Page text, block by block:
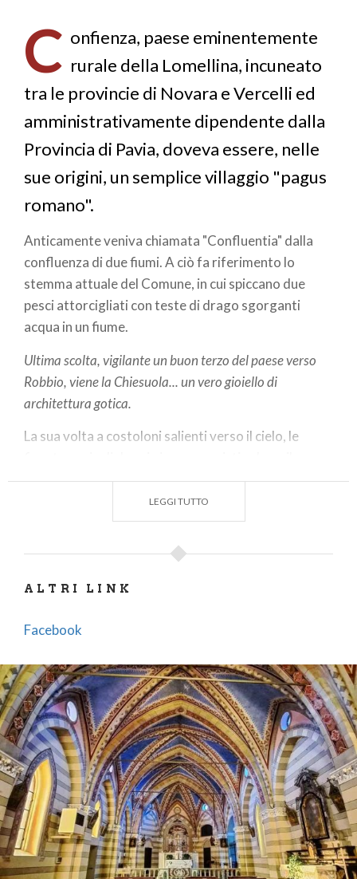
pane
C onfienza, paese eminentemente
rurale della Lomellina, incuneato
tra le provincie di Novara e Vercelli ed
amministrativamente dipendente dalla
Provincia di Pavia, doveva essere, nelle
sue origini, un semplice villaggio "pagus
romano".
Anticamente veniva chiamata "Confluentia" dalla
confluenza di due fiumi. A ciò fa riferimento lo
stemma attuale del Comune, in cui spiccano due
pesci attorcigliati con teste di drago sgorganti
acqua in un fiume.
Ultima scolta, vigilante un buon terzo del paese verso
Robbio, viene la Chiesuola... un vero gioiello di
architettura gotica.
La sua volta a costoloni salienti verso il cielo, le
candido altare di marmo Carrara ne fanno un
complesso artisticamente armonioso ispirante
raccoglimento.
Sulla parete del piccolo coro affiora un magnifico
scuola. E' la chiesa delle Consorelle del Carmine, la
dalla parrocchia.
Trovala su GoogleMaps
LEGGI TUTTO
ALTRI LINK
Facebook